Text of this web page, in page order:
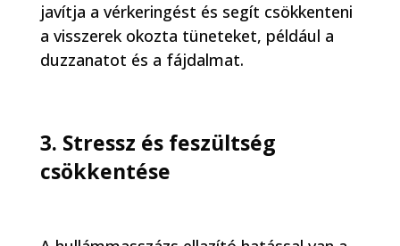
javítja a vérkeringést és segít csökkenteni
a visszerek okozta tüneteket, például a
duzzanatot és a fájdalmat.
3. Stressz és feszültség
csökkentése